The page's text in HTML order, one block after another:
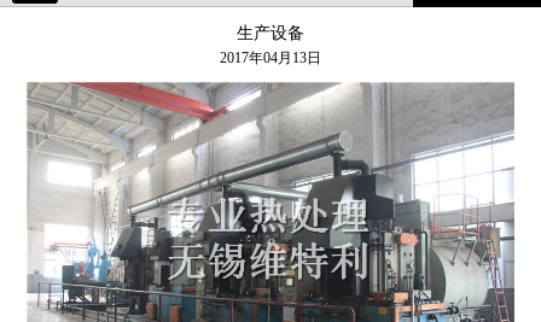
生产设备
2017年04月13日